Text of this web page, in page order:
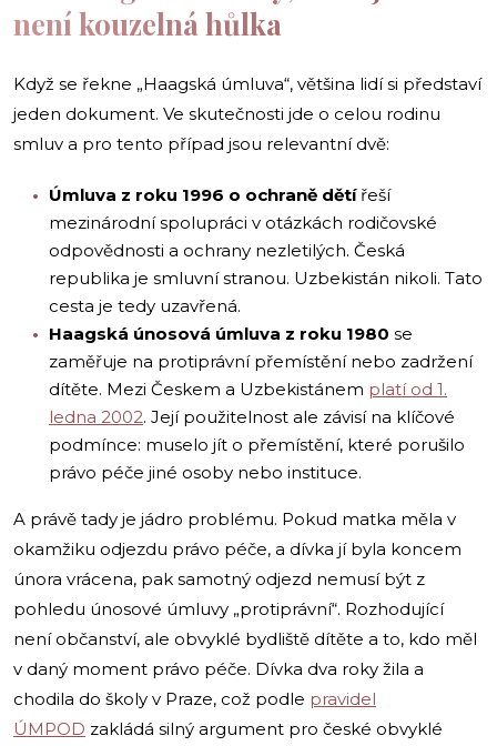
není kouzelná hůlka
Když se řekne „Haagská úmluva“, většina lidí si představí
jeden dokument. Ve skutečnosti jde o celou rodinu
smluv a pro tento případ jsou relevantní dvě:
Úmluva z roku 1996 o ochraně dětířeší
mezinárodní spolupráci v otázkách rodičovské
odpovědnosti a ochrany nezletilých. Česká
republika je smluvní stranou. Uzbekistán nikoli. Tato
cesta je tedy uzavřená.
Haagská únosová úmluva z roku 1980 se
zaměřuje na protiprávní přemístění nebo zadržení
dítěte. Mezi Českem a Uzbekistánem platí od 1.
ledna 2002. Její použitelnost ale závisí na klíčové
podmínce: muselo jít o přemístění, které porušilo
právo péče jiné osoby nebo instituce.
A právě tady je jádro problému. Pokud matka měla v
okamžiku odjezdu právo péče, a dívka jí byla koncem
února vrácena, pak samotný odjezd nemusí být z
pohledu únosové úmluvy „protiprávní“. Rozhodující
není občanství, ale obvyklé bydliště dítěte a to, kdo měl
v daný moment právo péče. Dívka dva roky žila a
chodila do školy v Praze, což podle pravidel
ÚMPOD zakládá silný argument pro české obvyklé